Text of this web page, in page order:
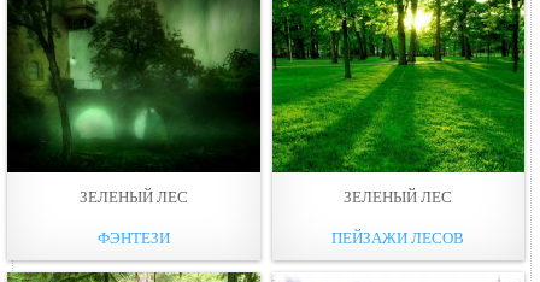
ЗЕЛЕНЫЙ ЛЕС
ФЭНТЕЗИ
ЗЕЛЕНЫЙ ЛЕС
ПЕЙЗАЖИ ЛЕСОВ